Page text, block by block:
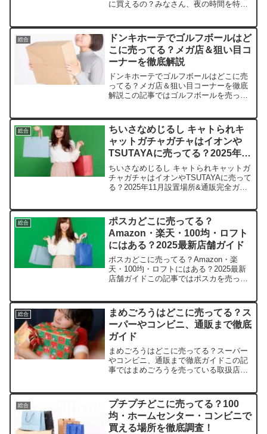
に買えるの？みなさん、夜の時間を特別
どのキメセク向け媚薬を売っている取扱
店や、平均的...
総合
ドンキホーテでゴルフボールはど
こに売ってる？メガ店＆狙い目コ
ーナーを徹底解説
ドンキホーテでゴルフボールはどこに売
ってる？メガ店＆狙い目コーナーを徹底
解説この記事ではゴルフボールを売って
価格帯特徴楽天市場約1,500円～5,000円
種類が豊富でま...
総合
ちいさなめじるし キャトられキ
ャットガチャガチャはイオンや
TSUTAYAに売ってる？2025年11
月設置場所&通販完全ガイド
ちいさなめじるし キャトられキャットガ
チャガチャはイオンやTSUTAYAに売って
る？2025年11月設置場所&通販完全ガイ
均価格、安く買えるスポットを手短に紹
介します...
総合
ポスカどこに売ってる？
Amazon・楽天・100均・ロフト
にはある？2025最新店舗ガイド
ポスカどこに売ってる？Amazon・楽
天・100均・ロフトにはある？2025最新
店舗ガイドこの記事ではポスカを売って
ト好きの皆さん、きっと役立つはずです
よ。店舗/サイト...
総合
まめごろうはどこに売ってる？ス
ーパーやコンビニ、通販まで徹底
ガイド
まめごろうはどこに売ってる？スーパー
やコンビニ、通販まで徹底ガイドこの記
事ではまめごろうを売っている取扱店
格（税込）特徴楽天市場約350〜500円ポ
イント還元やまとめ買...
総合
プチプチどこに売ってる？100
均・ホームセンター・コンビニで
買える場所を徹底調査！